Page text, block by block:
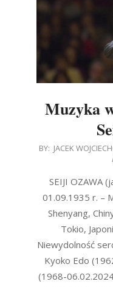
Muzyka
2024-
BY: JACEK
SEIJI OZAWA
01.09.1935 r. –
Shenyang,
Tokio,
Niewydolność
Kyoko Edo
(1968-